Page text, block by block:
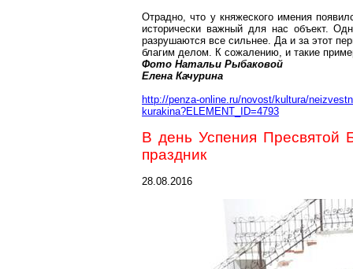
Отрадно, что у княжеского имения
исторически важный для нас объект.
разрушаются все сильнее. Да и за этот
благим делом. К сожалению, и такие
Фото Натальи Рыбаковой
Елена Качурина
http://penza-online.ru/novost/kultura/
kurakina?ELEMENT_ID=4793
В день Успения Пресвятой
праздник
28.08.2016